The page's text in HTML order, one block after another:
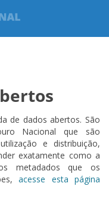
de dados abertos. São
Nacional que são
e distribuição,
exatamente como a
metadados que os
acesse esta página